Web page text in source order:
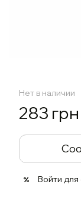
Нет в наличии
283 грн
% Войти для